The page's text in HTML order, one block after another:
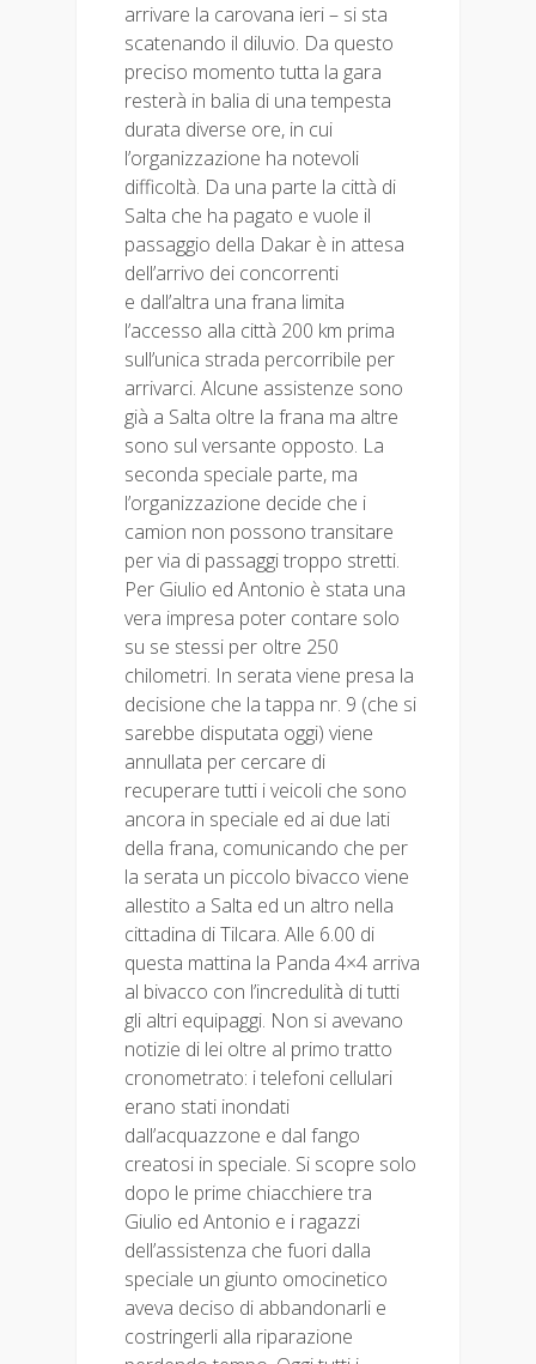
arrivare la carovana ieri – si sta
scatenando il diluvio. Da questo
preciso momento tutta la gara
resterà in balia di una tempesta
durata diverse ore, in cui
l’organizzazione ha notevoli
difficoltà. Da una parte la città di
Salta che ha pagato e vuole il
passaggio della Dakar è in attesa
dell’arrivo dei concorrenti
e dall’altra una frana limita
l’accesso alla città 200 km prima
sull’unica strada percorribile per
arrivarci. Alcune assistenze sono
già a Salta oltre la frana ma altre
sono sul versante opposto. La
seconda speciale parte, ma
l’organizzazione decide che i
camion non possono transitare
per via di passaggi troppo stretti.
Per Giulio ed Antonio è stata una
vera impresa poter contare solo
su se stessi per oltre 250
chilometri. In serata viene presa la
decisione che la tappa nr. 9 (che si
sarebbe disputata oggi) viene
annullata per cercare di
recuperare tutti i veicoli che sono
ancora in speciale ed ai due lati
della frana, comunicando che per
la serata un piccolo bivacco viene
allestito a Salta ed un altro nella
cittadina di Tilcara. Alle 6.00 di
questa mattina la Panda 4×4 arriva
al bivacco con l’incredulità di tutti
gli altri equipaggi. Non si avevano
notizie di lei oltre al primo tratto
cronometrato: i telefoni cellulari
erano stati inondati
dall’acquazzone e dal fango
creatosi in speciale. Si scopre solo
dopo le prime chiacchiere tra
Giulio ed Antonio e i ragazzi
dell’assistenza che fuori dalla
speciale un giunto omocinetico
aveva deciso di abbandonarli e
costringerli alla riparazione